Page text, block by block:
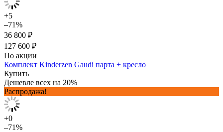
+5
–71%
36 800 ₽
127 600 ₽
По акции
Комплект Kinderzen Gaudi парта + кресло
Купить
Дешевле всех на 20%
Распродажа!
+0
–71%